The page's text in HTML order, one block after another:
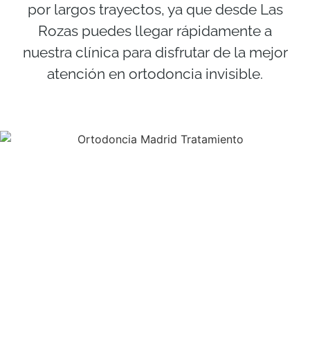
por largos trayectos, ya que desde Las
Rozas puedes llegar rápidamente a
nuestra clínica para disfrutar de la mejor
atención en ortodoncia invisible.